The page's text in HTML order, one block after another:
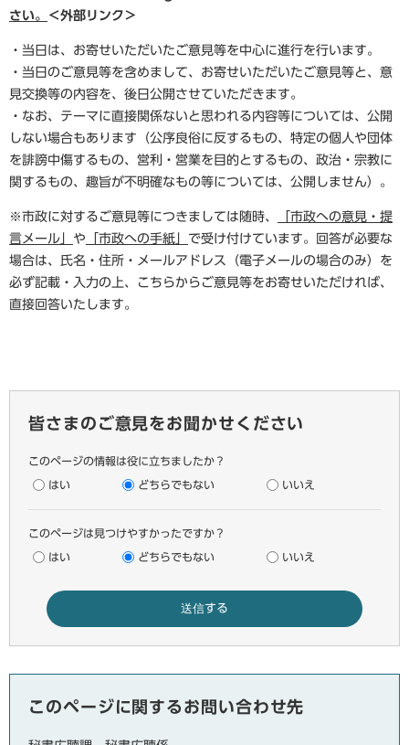
さい。
＜外部リンク＞
・当日は、お寄せいただいたご意見等を中心に進行を行います。
・当日のご意見等を含めまして、お寄せいただいたご意見等と、意
見交換等の内容を、後日公開させていただきます。
・なお、テーマに直接関係ないと思われる内容等については、公開
しない場合もあります（公序良俗に反するもの、特定の個人や団体
を誹謗中傷するもの、営利・営業を目的とするもの、政治・宗教に
関するもの、趣旨が不明確なもの等については、公開しません）。
​※市政に対するご意見等につきましては随時、​
「市政への意見・提
言メール」 や 「市政への手紙」 で受け付けています。回答が必要な
場合は、氏名・住所・メールアドレス（電子メールの場合のみ）を
必ず記載・入力の上、こちらからご意見等をお寄せいただければ、
直接回答いたします。
皆さまのご意見をお聞かせください
このページの情報は役に立ちましたか？
はい どちらでもない いいえ
このページは見つけやすかったですか？
はい どちらでもない いいえ
このページに関するお問い合わせ先